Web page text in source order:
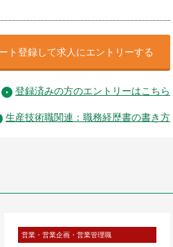
ト登録して求人にエントリーする
登録済みの方のエントリーはこちら
生産技術職関連：職務経歴書の書き方
営業・営業企画・営業管理職